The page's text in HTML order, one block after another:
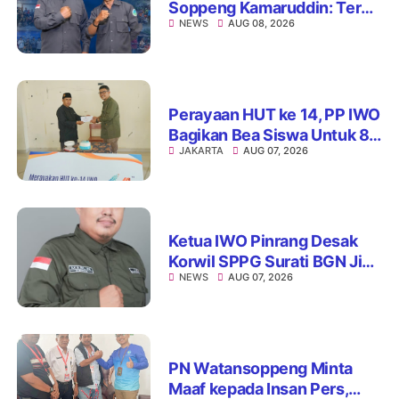
Soppeng Kamaruddin: Terus
Jaga Integritas dan Nama
NEWS AUG 08, 2026
Perayaan HUT ke 14, PP IWO
Bagikan Bea Siswa Untuk 8
Siswa SD Muhammadiyah
JAKARTA AUG 07, 2026
Ketua IWO Pinrang Desak
Korwil SPPG Surati BGN Jika
Ditemukan Dapur MBG Tak
NEWS AUG 07, 2026
PN Watansoppeng Minta
Maaf kepada Insan Pers,